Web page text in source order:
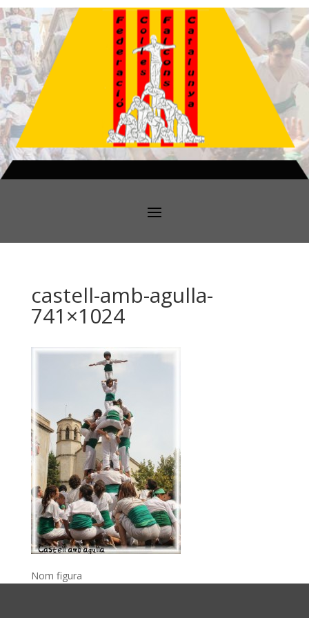
castell-amb-agulla-
741×1024
Nom figura